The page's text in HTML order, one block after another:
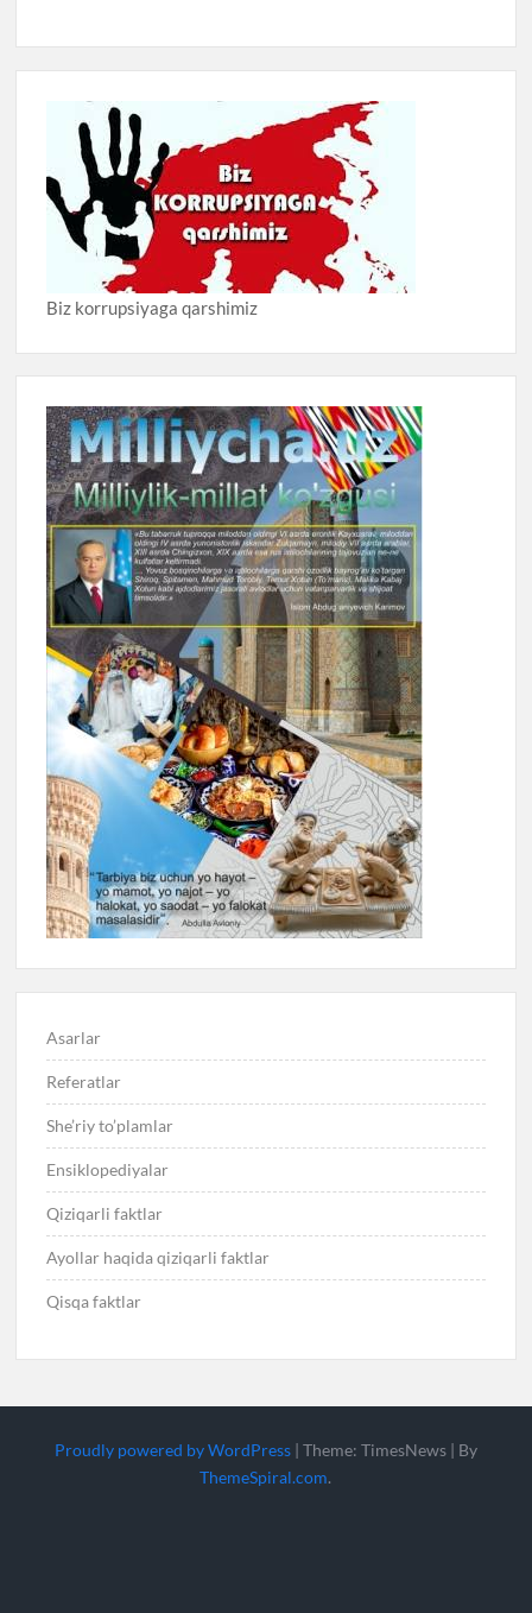
Biz korrupsiyaga qarshimiz
Asarlar
Referatlar
She’riy to’plamlar
Ensiklopediyalar
Qiziqarli faktlar
Ayollar haqida qiziqarli faktlar
Qisqa faktlar
Proudly powered by WordPress | Theme: TimesNews | By
ThemeSpiral.com.